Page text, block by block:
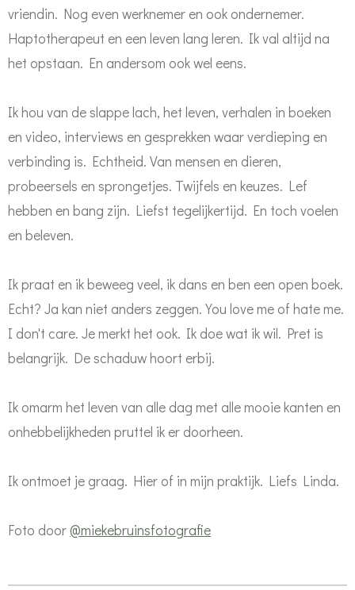
vriendin. Nog even werknemer en ook ondernemer.
Haptotherapeut en een leven lang leren. Ik val altijd na
het opstaan. En andersom ook wel eens.
Ik hou van de slappe lach, het leven, verhalen in boeken
en video, interviews en gesprekken waar verdieping en
verbinding is. Echtheid. Van mensen en dieren,
probeersels en sprongetjes. Twijfels en keuzes. Lef
hebben en bang zijn. Liefst tegelijkertijd. En toch voelen
en beleven.
Ik praat en ik beweeg veel, ik dans en ben een open boek.
Echt? Ja kan niet anders zeggen. You love me of hate me.
I don't care. Je merkt het ook. Ik doe wat ik wil. Pret is
belangrijk. De schaduw hoort erbij.
Ik omarm het leven van alle dag met alle mooie kanten en
onhebbelijkheden pruttel ik er doorheen.
Ik ontmoet je graag. Hier of in mijn praktijk. Liefs Linda.
Foto door @miekebruinsfotografie